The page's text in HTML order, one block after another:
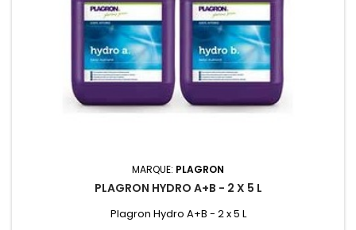
MARQUE: PLAGRON
PLAGRON HYDRO A+B - 2 X 5 L
Plagron Hydro A+B - 2 x 5 L